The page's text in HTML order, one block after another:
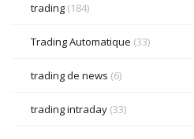
trading (184)
Trading Automatique (33)
trading de news (6)
trading intraday (33)